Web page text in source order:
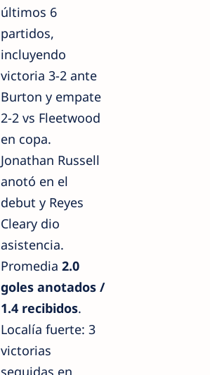
últimos 6
partidos,
incluyendo
victoria 3-2 ante
Burton y empate
2-2 vs Fleetwood
en copa.
Jonathan Russell
anotó en el
debut y Reyes
Cleary dio
asistencia.
Promedia 2.0
goles anotados /
1.4 recibidos.
Localía fuerte: 3
victorias
seguidas en